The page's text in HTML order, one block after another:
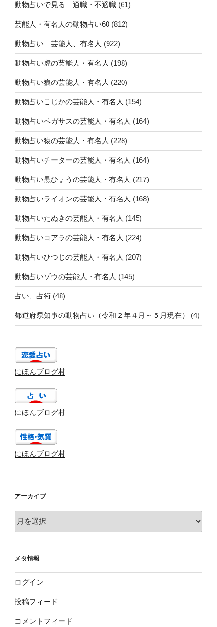
動物占いで見る 適職・不適職 (61)
芸能人・有名人の動物占い60 (812)
動物占い 芸能人、有名人 (922)
動物占い虎の芸能人・有名人 (198)
動物占い狼の芸能人・有名人 (220)
動物占いこじかの芸能人・有名人 (154)
動物占いペガサスの芸能人・有名人 (164)
動物占い猿の芸能人・有名人 (228)
動物占いチーターの芸能人・有名人 (164)
動物占い黒ひょうの芸能人・有名人 (217)
動物占いライオンの芸能人・有名人 (168)
動物占いたぬきの芸能人・有名人 (145)
動物占いコアラの芸能人・有名人 (224)
動物占いひつじの芸能人・有名人 (207)
動物占いゾウの芸能人・有名人 (145)
占い、占術 (48)
都道府県知事の動物占い（令和２年４月～５月現在） (4)
にほんブログ村
にほんブログ村
にほんブログ村
アーカイブ
ー
ブ
メタ情報
ログイン
投稿フィード
コメントフィード